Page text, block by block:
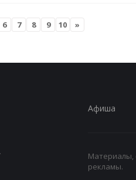
6 7 8 9 10 »
Афиша
Материалы,
рекламы.